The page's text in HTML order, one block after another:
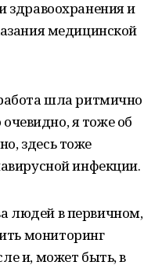
здравоохранения и
медицинской
шла ритмично
я тоже об
здесь тоже
инфекции.
людей в первичном,
мониторинг
и, может быть, в